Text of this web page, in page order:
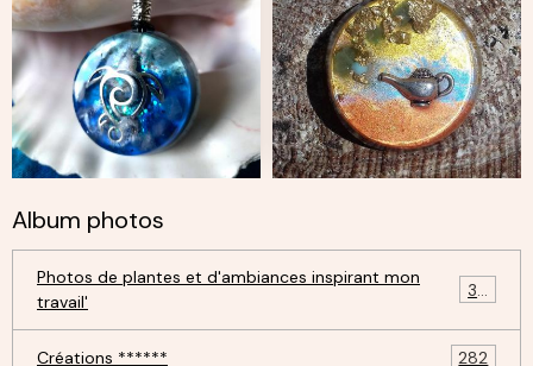
Album photos
Photos de plantes et d'ambiances inspirant mon
travail'
30
Créations ****** 282